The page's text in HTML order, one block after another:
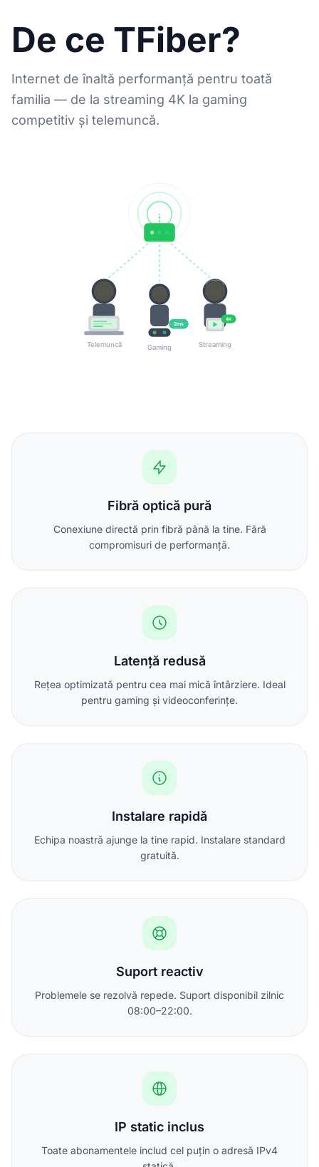
De ce TFiber?
Internet de înaltă performanță pentru toată
familia — de la streaming 4K la gaming
competitiv și telemuncă.
Telemuncă
2ms
Gaming
4K
Streaming
Fibră optică pură
Conexiune directă prin fibră până la tine. Fără
compromisuri de performanță.
Latență redusă
Rețea optimizată pentru cea mai mică întârziere. Ideal
pentru gaming și videoconferințe.
Instalare rapidă
Echipa noastră ajunge la tine rapid. Instalare standard
gratuită.
Suport reactiv
Problemele se rezolvă repede. Suport disponibil zilnic
08:00–22:00.
IP static inclus
Toate abonamentele includ cel puțin o adresă IPv4